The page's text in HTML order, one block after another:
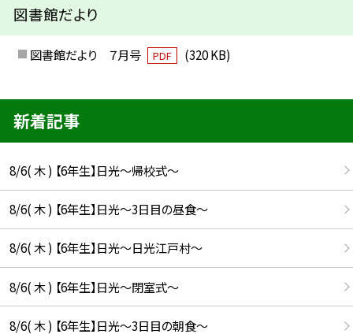
図書館だより
図書館だより ７月号 PDF (320 KB)
新着記事
8/6( 木 ) 【6年生】日光〜帰校式〜
8/6( 木 ) 【6年生】日光〜3日目の昼食〜
8/6( 木 ) 【6年生】日光〜日光江戸村〜
8/6( 木 ) 【6年生】日光〜閉室式〜
8/6( 木 ) 【6年生】日光〜3日目の朝食〜